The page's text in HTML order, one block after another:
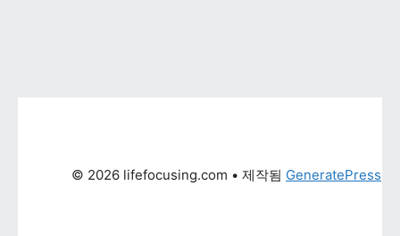
© 2026 lifefocusing.com • 제작됨 GeneratePress